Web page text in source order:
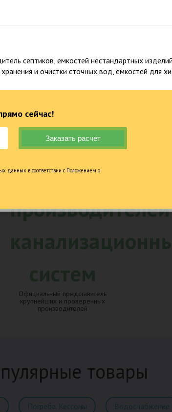
о Био-Эксперт
Официальный представитель
крупнейших и проверенных
производителей
от 5 до 25
товары
Погреба. Кессоны Водоснабжение
септиков, емкостей нестандартных
и очистки сточных вод, емкостей для
сейчас!
данных в соответствии с Положением о